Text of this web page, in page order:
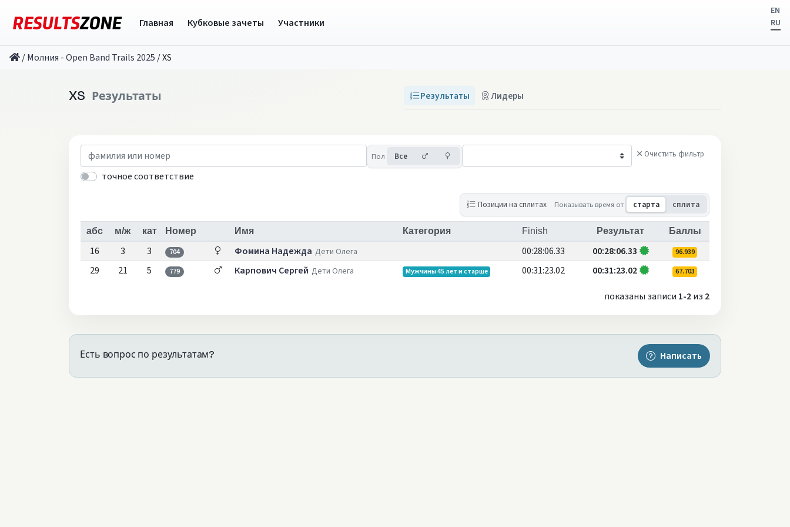
Главная Кубковые зачеты Участники
EN
RU
/Молния - Open Band Trails 2025 /XS
XS Результаты Результаты Лидеры
точное соответствие
Пол Все Мужчины Очистить фильтр
Позиции на сплитах Показывать время от старта сплита
абс м/ж кат Номер Имя Категория Finish Результат Баллы
16 3 3 704 Фомина Надежда Дети Олега 00:28:06.33 00:28:06.33 96.939
29 21 5 779 Карпович Сергей Дети Олега Мужчины 45 лет и старше 00:31:23.02 00:31:23.02 67.703
показаны записи 1-2из 2
Есть вопрос по результатам? Написать